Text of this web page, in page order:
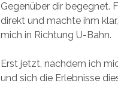
Gegenüber dir begegnet.
direkt und machte ihm
mich in Richtung U-Bahn.
Erst jetzt, nachdem ich
und sich die Erlebnisse